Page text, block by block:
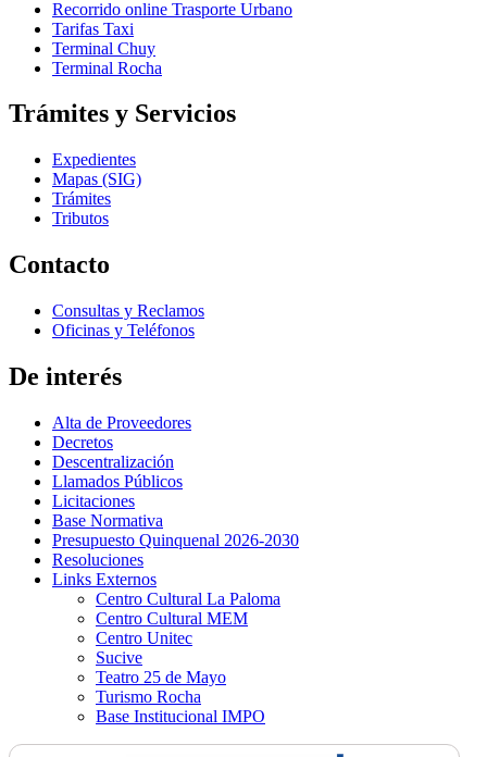
Recorrido online Trasporte Urbano
Tarifas Taxi
Terminal Chuy
Terminal Rocha
Trámites y Servicios
Expedientes
Mapas (SIG)
Trámites
Tributos
Contacto
Consultas y Reclamos
Oficinas y Teléfonos
De interés
Alta de Proveedores
Decretos
Descentralización
Llamados Públicos
Licitaciones
Base Normativa
Presupuesto Quinquenal 2026-2030
Resoluciones
Links Externos
Centro Cultural La Paloma
Centro Cultural MEM
Centro Unitec
Sucive
Teatro 25 de Mayo
Turismo Rocha
Base Institucional IMPO